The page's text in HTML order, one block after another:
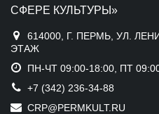
СФЕРЕ КУЛЬТУРЫ»
614000, Г. ПЕРМЬ, УЛ.
ЭТАЖ
ПН-ЧТ 09:00-18:00, ПТ
+7 (342) 236-34-88
CRP@PERMKULT.RU